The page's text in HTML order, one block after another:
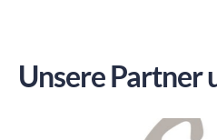
Unsere Partner